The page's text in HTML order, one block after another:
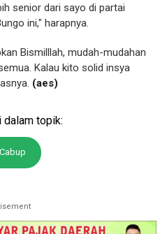
senior dari sayo di partai
ini," harapnya.
Bismilllah, mudah-mudahan
Kalau kito solid insya
(aes)
dalam topik: